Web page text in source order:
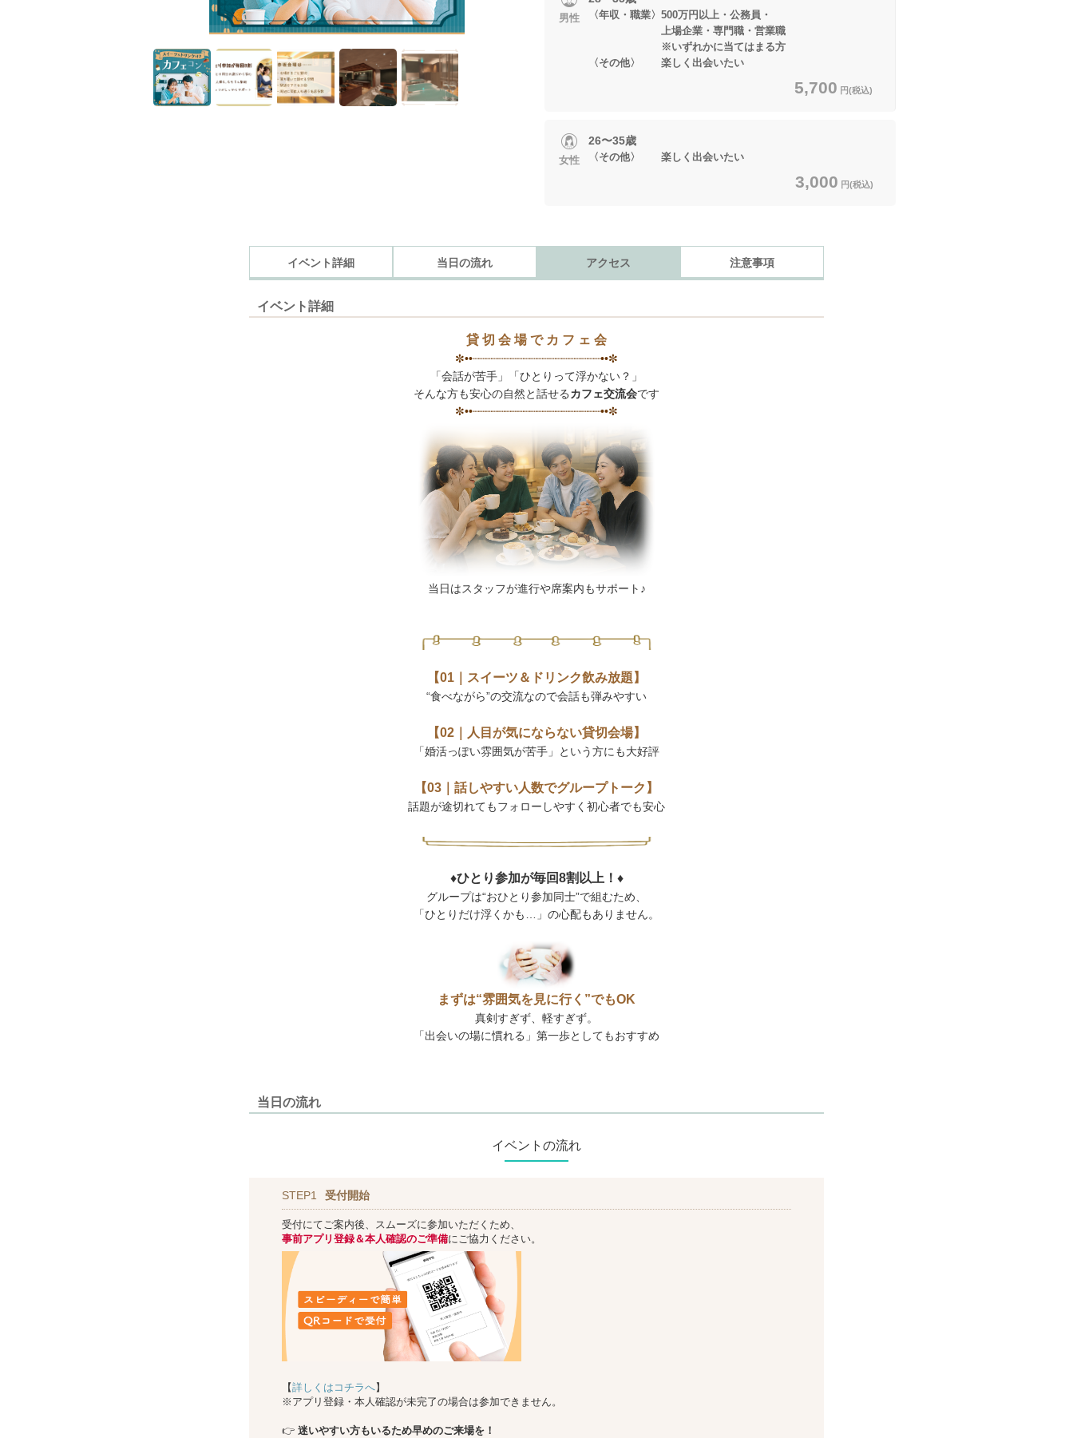
男性
〈年収・職業〉500万円以上・公務員・
上場企業・専門職・営業職
※いずれかに当てはまる方
〈その他〉 楽しく出会いたい
5,700 円(税込)
女性
26〜35歳
〈その他〉 楽しく出会いたい
3,000 円(税込)
イベント詳細 当日の流れ アクセス 注意事項
イベント詳細
貸 切 会 場 で カ フ ェ 会
✼••┈┈┈┈┈┈┈┈┈┈┈┈┈┈┈┈┈┈┈┈••✼
「会話が苦手」「ひとりって浮かない？」
そんな方も安心の自然と話せるカフェ交流会です
✼••┈┈┈┈┈┈┈┈┈┈┈┈┈┈┈┈┈┈┈┈••✼
当日はスタッフが進行や席案内もサポート♪
【01｜スイーツ＆ドリンク飲み放題】
“食べながら”の交流なので会話も弾みやすい
【02｜人目が気にならない貸切会場】
「婚活っぽい雰囲気が苦手」という方にも大好評
【03｜話しやすい人数でグループトーク】
話題が途切れてもフォローしやすく初心者でも安心
♦ひとり参加が毎回8割以上！♦
グループは“おひとり参加同士”で組むため、
「ひとりだけ浮くかも…」の心配もありません。
まずは“雰囲気を見に行く”でもOK
真剣すぎず、軽すぎず。
「出会いの場に慣れる」第一歩としてもおすすめ
当日の流れ
イベントの流れ
STEP1 受付開始
受付にてご案内後、スムーズに参加いただくため、
事前アプリ登録＆本人確認のご準備にご協力ください。
【詳しくはコチラへ】
※アプリ登録・本人確認が未完了の場合は参加できません。
👉 迷いやすい方もいるため早めのご来場を！